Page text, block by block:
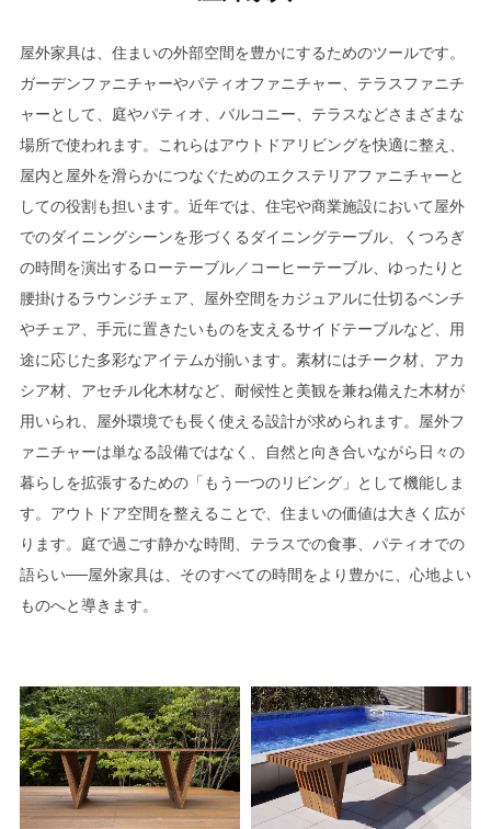
屋外家具は、住まいの外部空間を豊かにするためのツールです。
ガーデンファニチャーやパティオファニチャー、テラスファニチ
ャーとして、庭やパティオ、バルコニー、テラスなどさまざまな
場所で使われます。これらはアウトドアリビングを快適に整え、
屋内と屋外を滑らかにつなぐためのエクステリアファニチャーと
しての役割も担います。近年では、住宅や商業施設において屋外
でのダイニングシーンを形づくるダイニングテーブル、くつろぎ
の時間を演出するローテーブル／コーヒーテーブル、ゆったりと
腰掛けるラウンジチェア、屋外空間をカジュアルに仕切るベンチ
やチェア、手元に置きたいものを支えるサイドテーブルなど、用
途に応じた多彩なアイテムが揃います。素材にはチーク材、アカ
シア材、アセチル化木材など、耐候性と美観を兼ね備えた木材が
用いられ、屋外環境でも長く使える設計が求められます。屋外フ
ァニチャーは単なる設備ではなく、自然と向き合いながら日々の
暮らしを拡張するための「もう一つのリビング」として機能しま
す。アウトドア空間を整えることで、住まいの価値は大きく広が
ります。庭で過ごす静かな時間、テラスでの食事、パティオでの
語らい──屋外家具は、そのすべての時間をより豊かに、心地よい
ものへと導きます。